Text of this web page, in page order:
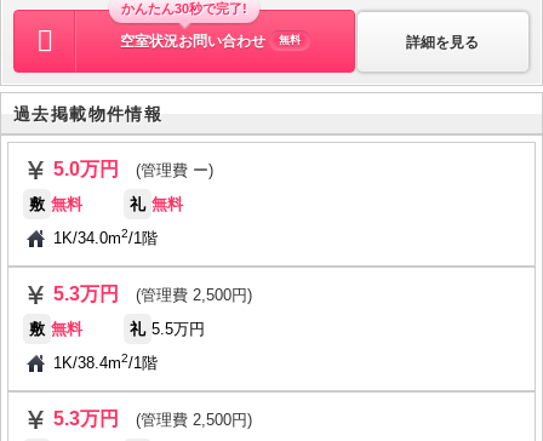
詳細を見る
かんたん30秒で完了!
空室状況お問い合わせ 無料
過去掲載物件情報
5.0万円
(管理費 ー)
敷 無料 礼 無料
1K/34.0m2/1階
5.3万円
(管理費 2,500円)
敷 無料 礼 5.5万円
1K/38.4m2/1階
5.3万円
(管理費 2,500円)